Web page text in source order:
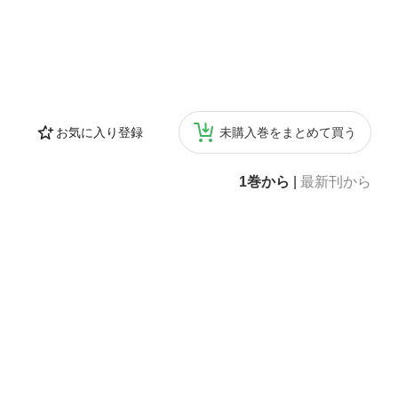
お気に入り登録 未購入巻をまとめて買う
1巻から 最新刊から